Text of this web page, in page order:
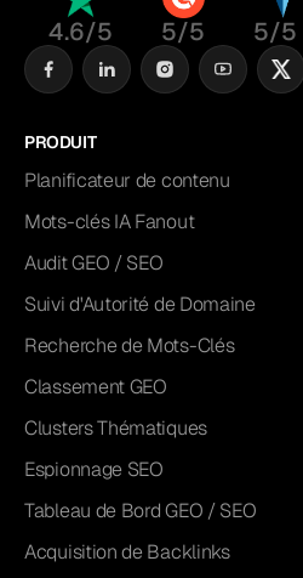
4.6/5 5/5 5/5
PRODUIT
Planificateur de contenu
Mots-clés IA Fanout
Audit GEO / SEO
Suivi d'Autorité de Domaine
Recherche de Mots-Clés
Classement GEO
Clusters Thématiques
Espionnage SEO
Tableau de Bord GEO / SEO
Acquisition de Backlinks